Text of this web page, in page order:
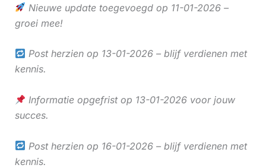
Nieuwe update toegevoegd op 11-01-2026 –
groei mee!
Post herzien op 13-01-2026 – blijf verdienen met
kennis.
Informatie opgefrist op 13-01-2026 voor jouw
succes.
Post herzien op 16-01-2026 – blijf verdienen met
kennis.